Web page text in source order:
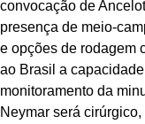
convocação de
presença de meio-
e opções de rodagem
ao Brasil a
monitoramento da
Neymar será